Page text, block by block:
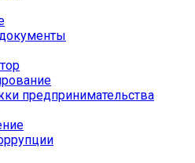
предпринимательства